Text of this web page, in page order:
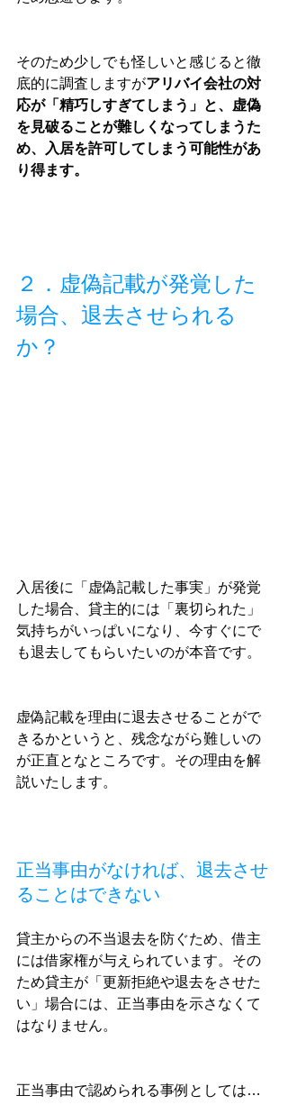
そのため少しでも怪しいと感じると徹
底的に調査しますがアリバイ会社の対
応が「精巧しすぎてしまう」と、虚偽
を見破ることが難しくなってしまうた
め、入居を許可してしまう可能性があ
り得ます。
２．虚偽記載が発覚した
場合、退去させられる
か？
入居後に「虚偽記載した事実」が発覚
した場合、貸主的には「裏切られた」
気持ちがいっぱいになり、今すぐにで
も退去してもらいたいのが本音です。
虚偽記載を理由に退去させることがで
きるかというと、残念ながら難しいの
が正直となところです。その理由を解
説いたします。
正当事由がなければ、退去させ
ることはできない
貸主からの不当退去を防ぐため、借主
には借家権が与えられています。その
ため貸主が「更新拒絶や退去をさせた
い」場合には、正当事由を示さなくて
はなりません。
正当事由で認められる事例としては…